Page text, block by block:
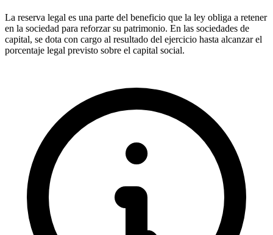
La reserva legal es una parte del beneficio que la ley obliga a retener
en la sociedad para reforzar su patrimonio. En las sociedades de
capital, se dota con cargo al resultado del ejercicio hasta alcanzar el
porcentaje legal previsto sobre el capital social.